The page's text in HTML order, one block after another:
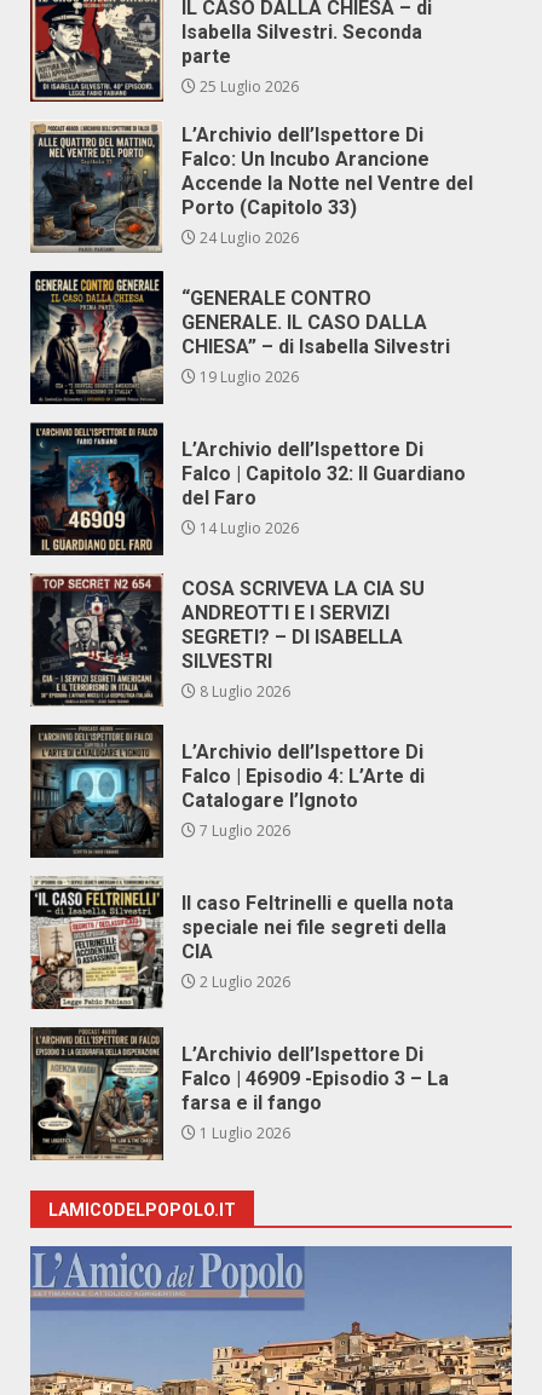
IL CASO DALLA CHIESA – di
Isabella Silvestri. Seconda
parte
25 Luglio 2026
L’Archivio dell’Ispettore Di
Falco: Un Incubo Arancione
Accende la Notte nel Ventre del
Porto (Capitolo 33)
24 Luglio 2026
“GENERALE CONTRO
GENERALE. IL CASO DALLA
CHIESA” – di Isabella Silvestri
19 Luglio 2026
L’Archivio dell’Ispettore Di
Falco | Capitolo 32: Il Guardiano
del Faro
14 Luglio 2026
COSA SCRIVEVA LA CIA SU
ANDREOTTI E I SERVIZI
SEGRETI? – DI ISABELLA
SILVESTRI
8 Luglio 2026
L’Archivio dell’Ispettore Di
Falco | Episodio 4: L’Arte di
Catalogare l’Ignoto
7 Luglio 2026
Il caso Feltrinelli e quella nota
speciale nei file segreti della
CIA
2 Luglio 2026
L’Archivio dell’Ispettore Di
Falco | 46909 -Episodio 3 – La
farsa e il fango
1 Luglio 2026
LAMICODELPOPOLO.IT